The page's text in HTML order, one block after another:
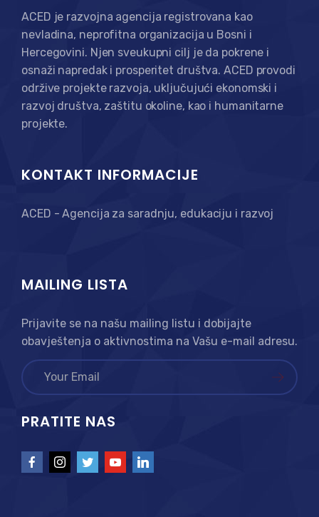
ACED je razvojna agencija registrovana kao
nevladina, neprofitna organizacija u Bosni i
Hercegovini. Njen sveukupni cilj je da pokrene i
osnaži napredak i prosperitet društva. ACED provodi
održive projekte razvoja, uključujući ekonomski i
razvoj društva, zaštitu okoline, kao i humanitarne
projekte.
KONTAKT INFORMACIJE
ACED - Agencija za saradnju, edukaciju i razvoj
MAILING LISTA
Prijavite se na našu mailing listu i dobijajte
obavještenja o aktivnostima na Vašu e-mail adresu.
PRATITE NAS